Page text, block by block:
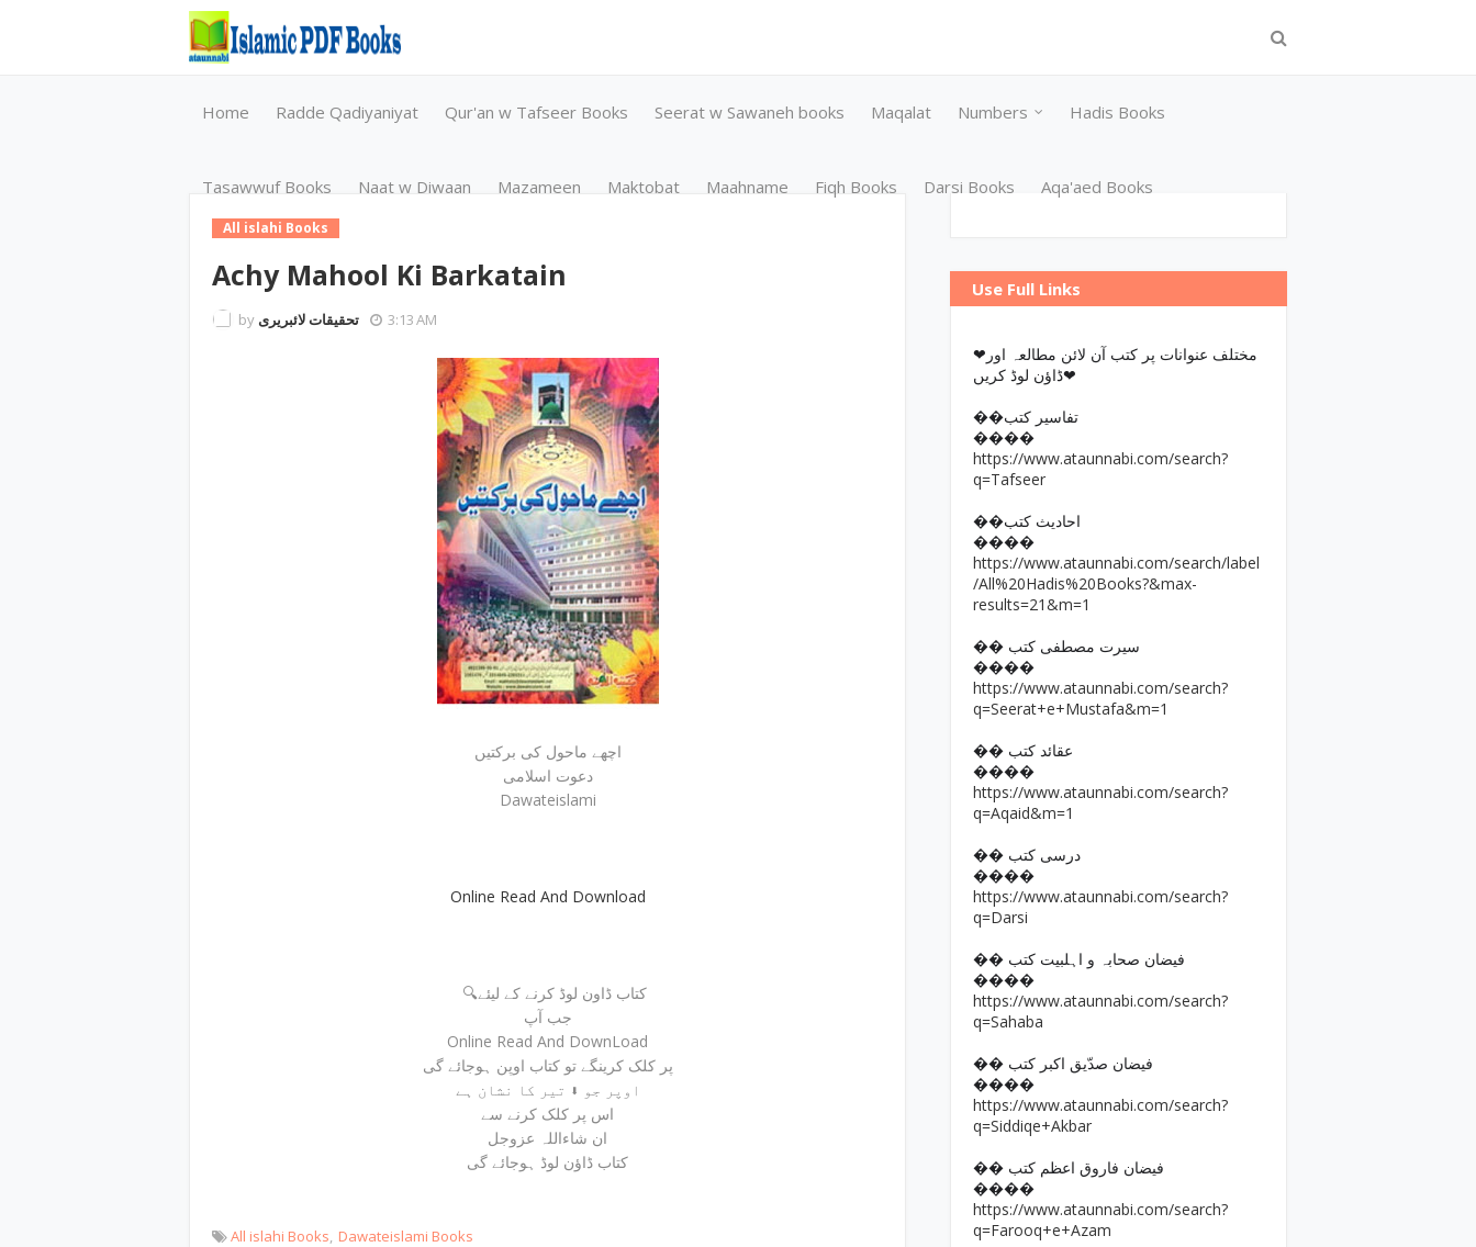
Home Radde Qadiyaniyat Qur'an w Tafseer Books Seerat w Sawaneh books Maqalat Numbers Hadis Books
Tasawwuf Books Naat w Diwaan Mazameen Maktobat Maahname Fiqh Books Darsi Books Aqa'aed Books
All islahi Books
Achy Mahool Ki Barkatain
by تحقیقات لائبریری 3:13 AM
اچھے ماحول کی برکتیں
دعوت اسلامی
Dawateislami
Online Read And Download
🔍کتاب ڈاون لوڈ کرنے کے لیئے
جب آپ
Online Read And DownLoad
پر کلک کرینگے تو کتاب اوپن ہوجائے گی
اوپر جو ⬇ تیر کا نشان ہے
اس پر کلک کرنے سے
ان شاءاللہ عزوجل
کتاب ڈاؤن لوڈ ہوجائے گی
All islahi Books Dawateislami Books
Use Full Links
❤مختلف عنوانات پر کتب آن لائن مطالعہ اور
ڈاؤن لوڈ کریں❤
��تفاسیر کتب
����
https://www.ataunnabi.com/search?
q=Tafseer
��احادیث کتب
����
https://www.ataunnabi.com/search/label
/All%20Hadis%20Books?&max-
results=21&m=1
�� سیرت مصطفی کتب
����
https://www.ataunnabi.com/search?
q=Seerat+e+Mustafa&m=1
�� عقائد کتب
����
https://www.ataunnabi.com/search?
q=Aqaid&m=1
�� درسی کتب
����
https://www.ataunnabi.com/search?
q=Darsi
�� فیضان صحابہ و اہلبیت کتب
����
https://www.ataunnabi.com/search?
q=Sahaba
�� فیضان صدّیق اکبر کتب
����
https://www.ataunnabi.com/search?
q=Siddiqe+Akbar
�� فیضان فاروق اعظم کتب
����
https://www.ataunnabi.com/search?
q=Farooq+e+Azam